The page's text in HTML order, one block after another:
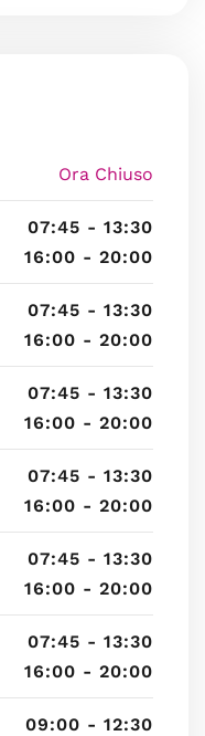
Ora Chiuso
07:45 - 13:30
16:00 - 20:00
07:45 - 13:30
16:00 - 20:00
07:45 - 13:30
16:00 - 20:00
07:45 - 13:30
16:00 - 20:00
07:45 - 13:30
16:00 - 20:00
07:45 - 13:30
16:00 - 20:00
09:00 - 12:30